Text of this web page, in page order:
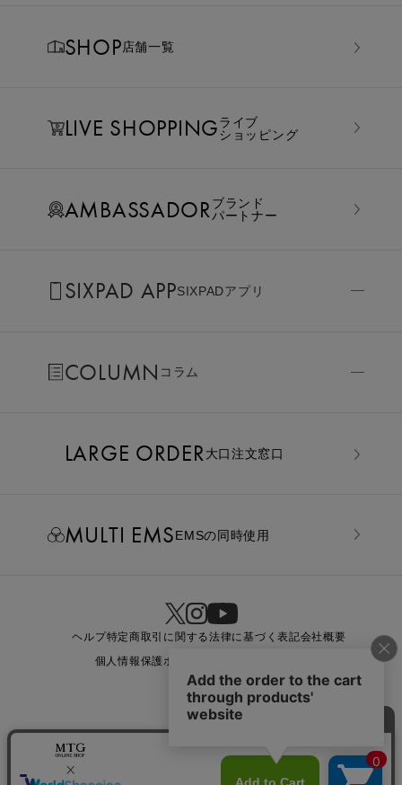
SHOP店舗一覧
LIVE SHOPPINGライブ
ショッピング
AMBASSADORブランド
パートナー
SIXPAD APPSIXPADアプリ
COLUMN コラム
LARGE ORDER⼤⼝注⽂窓⼝
MULTI EMSEMSの同時使用
ヘルプ特定商取引に関する法律に基づく表記会社概要
個人情報保護ポリシー